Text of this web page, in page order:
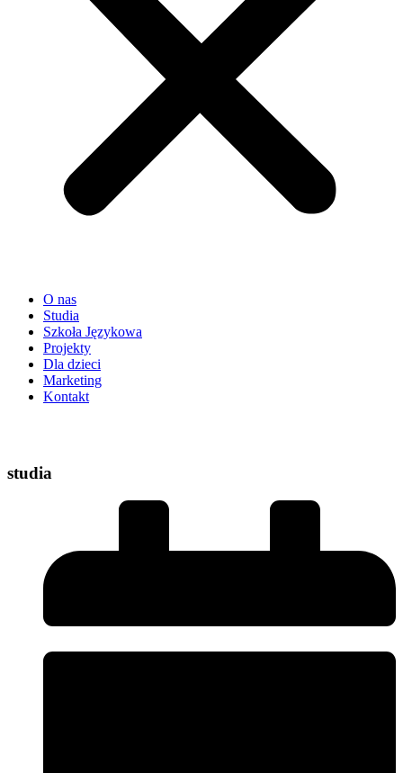
O nas
Studia
Szkoła Językowa
Projekty
Dla dzieci
Marketing
Kontakt
studia